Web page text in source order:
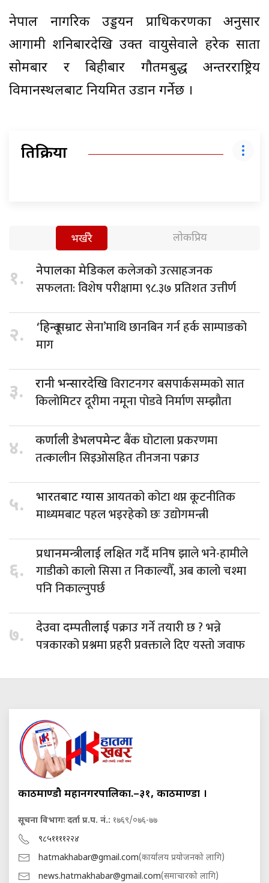
नेपाल नागरिक उड्डयन प्राधिकरणका अनुसार
आगामी शनिबारदेखि उक्त वायुसेवाले हरेक साता
सोमबार र बिहीबार गौतमबुद्ध अन्तरराष्ट्रिय
विमानस्थलबाट नियमित उडान गर्नेछ ।
प्रतिक्रिया
भर्खरै लोकप्रिय
१. नेपालका मेडिकलकलेजको उत्साहजनक
सफलता: विशेष परीक्षामा ९८.३७ प्रतिशत उत्तीर्ण
२. ‘हिन्दू सम्राटसेना’माथि छानबिन गर्न हर्क साम्पाङको
माग
३. रानी भन्सारदेखिविराटनगर बसपार्कसम्मको सात
किलोमिटर दूरीमा नमूना पोडवे निर्माण सम्झौता
४. कर्णाली डेभलपमेन्टबैंक घोटाला प्रकरणमा
तत्कालीन सिइओसहित तीनजना पक्राउ
५. भारतबाट ग्यासआयतको कोटा थप्न कूटनीतिक
माध्यमबाट पहल भइरहेको छः उद्योगमन्त्री
६.
प्रधानमन्त्रीलाई लक्षितगर्दै मनिष झाले भने-हामीले
गाडीको कालो सिसा त निकाल्यौँ, अब कालो चश्मा
पनि निकाल्नुपर्छ
७. देउवा दम्पतीलाईपक्राउ गर्ने तयारी छ ? भन्ने
पत्रकारको प्रश्नमा प्रहरी प्रवक्ताले दिए यस्तो जवाफ
काठमाण्डौ महानगरपालिका.–३१, काठमाण्डौं ।
सूचना विभागः दर्ता प्र.प. नं.: १७६९/०७६-७७
९८५११११२२४
hatmakhabar@gmail.com(कार्यालय प्रयोजनको लागि)
news.hatmakhabar@gmail.com(समाचारको लागि)